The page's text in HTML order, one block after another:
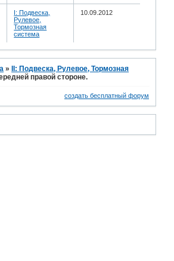
I: Подвеска,
Рулевое,
Тормозная
система
10.09.2012
»
II: Подвеска, Рулевое, Тормозная
правой стороне.
создать бесплатный форум